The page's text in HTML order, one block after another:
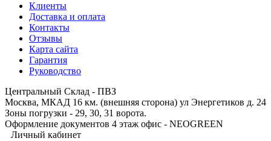
Клиенты
Доставка и оплата
Контакты
Отзывы
Карта сайта
Гарантия
Руководство
Центральный Склад - ПВЗ
Москва, МКАД 16 км. (внешняя сторона) ул Энергетиков д. 24
Зоны погрузки - 29, 30, 31 ворота.
Оформление документов 4 этаж офис - NEOGREEN
Личный кабинет